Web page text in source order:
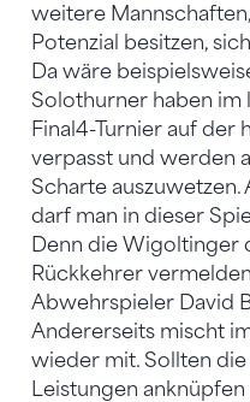
weitere
Potenzial besitzen,
Da wäre
Solothurner haben im
Final4-Turnier auf der
verpasst und werden
Scharte
darf man in dieser
Denn die Wigoltinger
Rückkehrer
Abwehrspieler David
Andererseits mischt
wieder mit. Sollten
Leistungen